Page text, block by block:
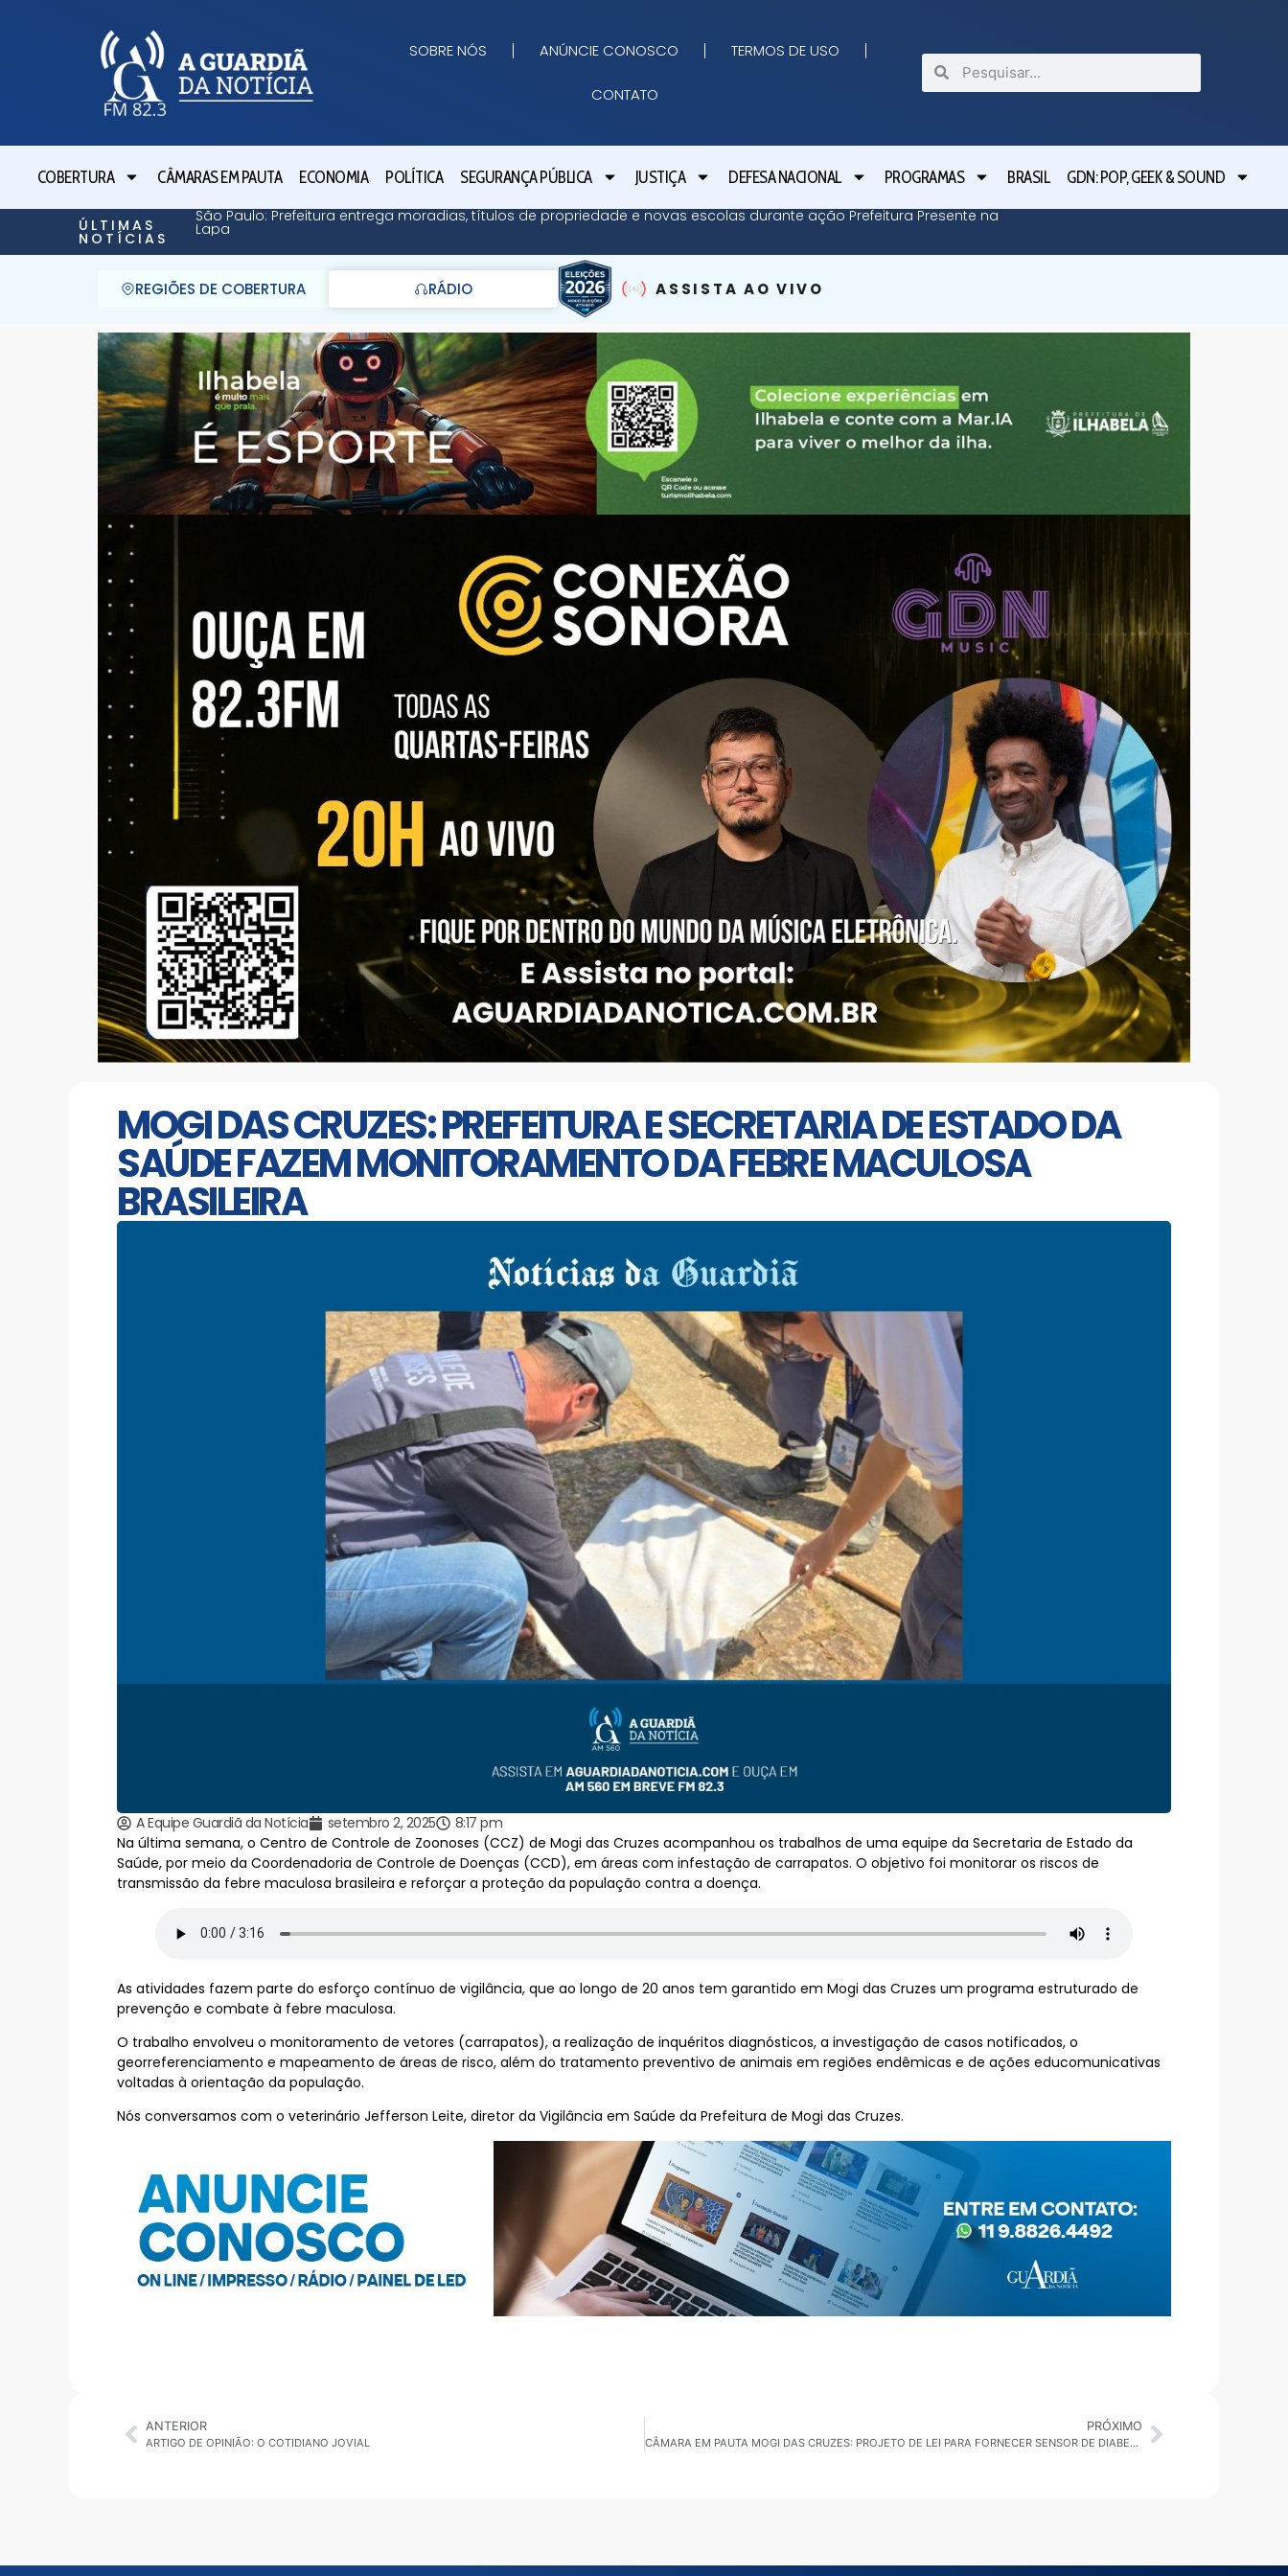
SOBRE NÓS ANÚNCIE CONOSCO TERMOS DE USO
CONTATO
COBERTURA CÂMARAS EM PAUTA ECONOMIA POLÍTICA SEGURANÇA PÚBLICA JUSTIÇA DEFESA NACIONAL PROGRAMAS BRASIL GDN: POP, GEEK & SOUND
ÚLTIMAS
NOTÍCIAS
São Paulo: Prefeitura entrega moradias, títulos de propriedade e novas escolas durante ação Prefeitura Presente na
Lapa
REGIÕES DE COBERTURA RÁDIO ASSISTA AO VIVO
MOGI DAS CRUZES: PREFEITURA E SECRETARIA DE ESTADO DA
SAÚDE FAZEM MONITORAMENTO DA FEBRE MACULOSA
BRASILEIRA
A Equipe Guardiã da Notícia setembro 2, 2025
8:17 pm
Na última semana, o Centro de Controle de Zoonoses (CCZ) de Mogi das Cruzes acompanhou os trabalhos de uma equipe da Secretaria de Estado da
Saúde, por meio da Coordenadoria de Controle de Doenças (CCD), em áreas com infestação de carrapatos. O objetivo foi monitorar os riscos de
transmissão da febre maculosa brasileira e reforçar a proteção da população contra a doença.
As atividades fazem parte do esforço contínuo de vigilância, que ao longo de 20 anos tem garantido em Mogi das Cruzes um programa estruturado de
prevenção e combate à febre maculosa.
O trabalho envolveu o monitoramento de vetores (carrapatos), a realização de inquéritos diagnósticos, a investigação de casos notificados, o
georreferenciamento e mapeamento de áreas de risco, além do tratamento preventivo de animais em regiões endêmicas e de ações educomunicativas
voltadas à orientação da população.
Nós conversamos com o veterinário Jefferson Leite, diretor da Vigilância em Saúde da Prefeitura de Mogi das Cruzes.
ANTERIOR
ARTIGO DE OPINIÃO: O COTIDIANO JOVIAL
PRÓXIMO
CÂMARA EM PAUTA MOGI DAS CRUZES: PROJETO DE LEI PARA FORNECER SENSOR DE DIABETES TIPO 1 É APRESENTADO